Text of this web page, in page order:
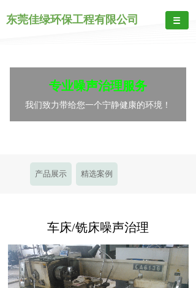
东莞佳绿环保工程有限公司
专业噪声治理服务
我们致力带给您一个宁静健康的环境！
产品展示 精选案例
车床/铣床噪声治理